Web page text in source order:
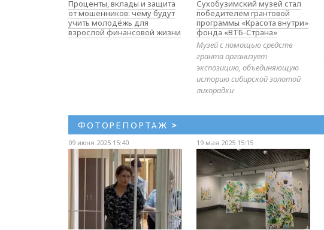
Проценты, вклады и защита
от мошенников: чему будут
учить молодёжь для
взрослой финансовой жизни
Сухобузимский музей стал
победителем грантовой
программы «Красота внутри»
фонда «ВТБ-Страна»
Музей с помощью средств
гранта организует
экспозицию, объединяющую
историю сибирской золотой
лихорадки
ФОТОРЕПОРТАЖ >
09 июня 2025 15:40 19 мая 2025 15:15